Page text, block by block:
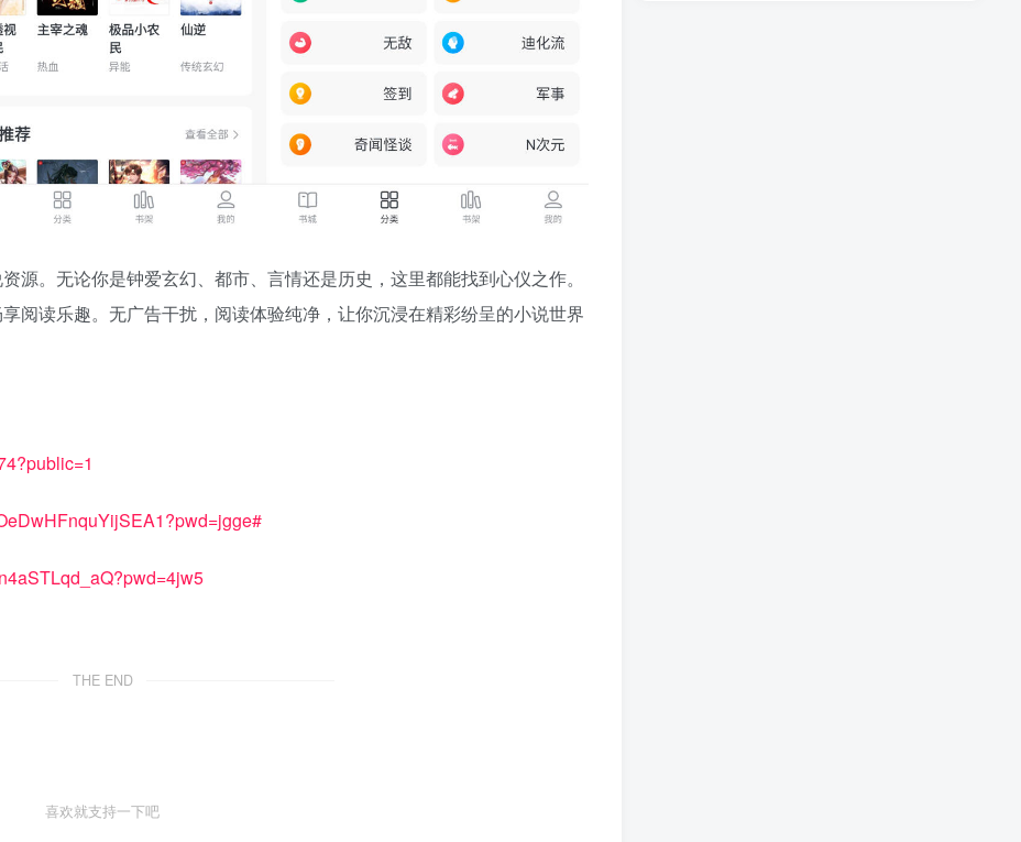
源。无论你是钟爱玄幻、都市、言情还是历史，这里都能找到心仪之作。
阅读乐趣。无广告干扰，阅读体验纯净，让你沉浸在精彩纷呈的小说世界
THE END
喜欢就支持一下吧